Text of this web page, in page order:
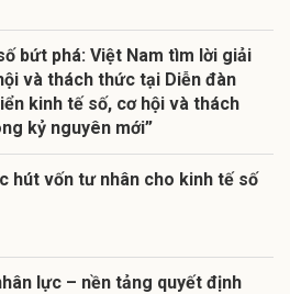
bứt phá: Việt Nam tìm lời giải
và thách thức tại Diễn đàn
kinh tế số, cơ hội và thách
kỷ nguyên mới”
hút vốn tư nhân cho kinh tế số
lực – nền tảng quyết định